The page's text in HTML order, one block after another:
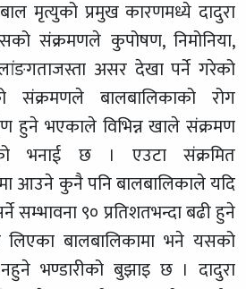
मृत्युको प्रमुख कारणमध्ये दादुरा
संक्रमणले कुपोषण, निमोनिया,
असर देखा पर्ने गरेको
बालबालिकाको रोग
हुने भएकाले विभिन्न खाले संक्रमण
भनाई छ । एउटा संक्रमित
आउने कुनै पनि बालबालिकाले यदि
९० प्रतिशतभन्दा बढी हुने
लिएका बालबालिकामा भने यसको
भण्डारीको बुझाइ छ । दादुरा